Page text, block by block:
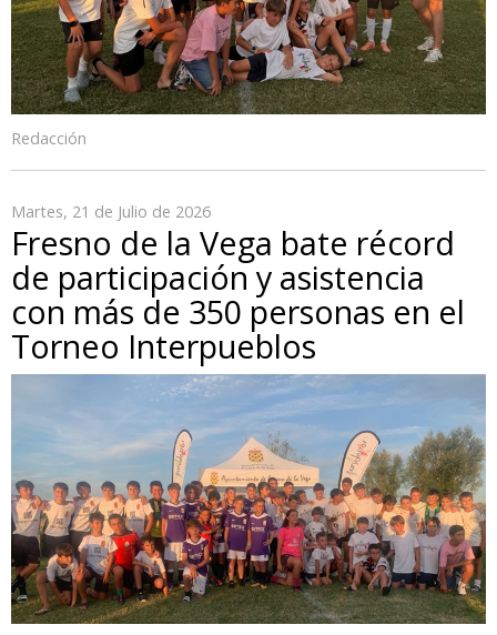
Redacción
Martes, 21 de Julio de 2026
Fresno de la Vega bate récord
de participación y asistencia
con más de 350 personas en el
Torneo Interpueblos